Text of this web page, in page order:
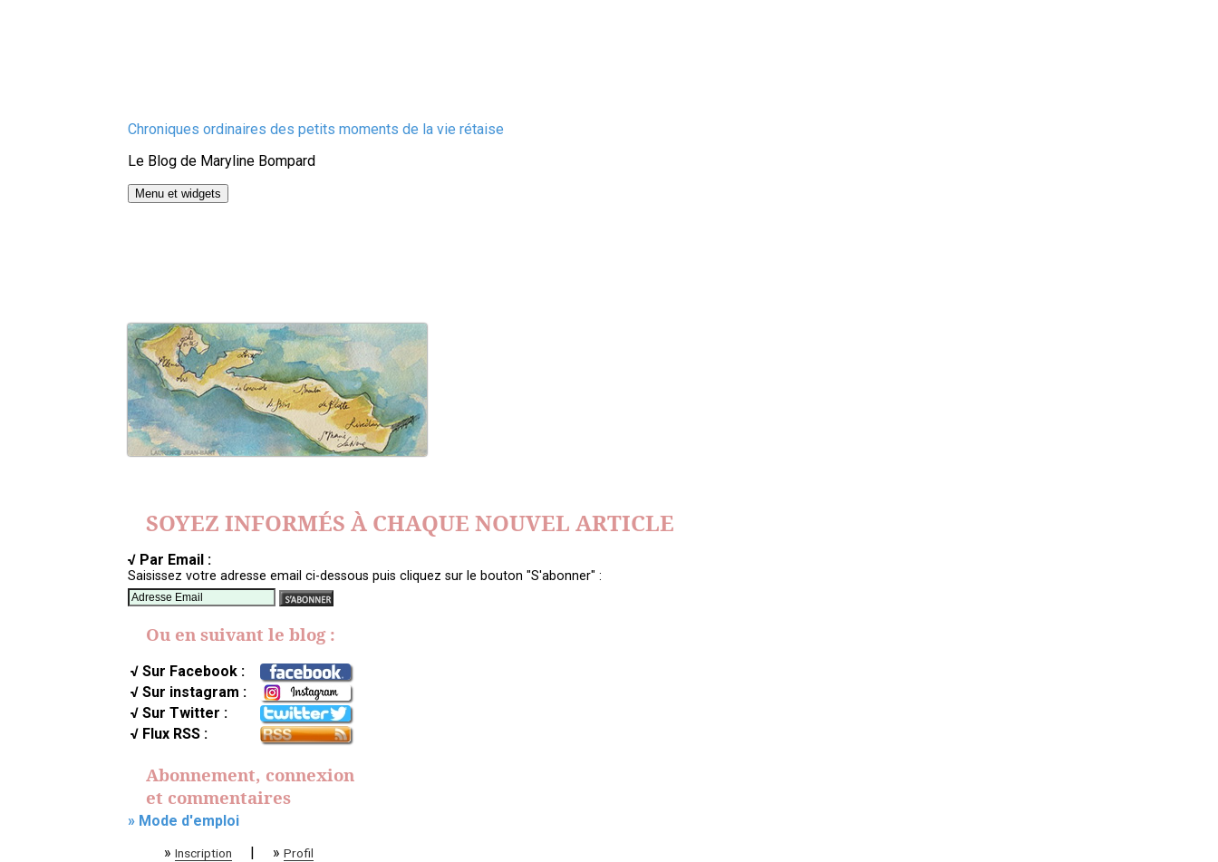
Chroniques ordinaires des petits moments de la vie rétaise
Le Blog de Maryline Bompard
Menu et widgets
SOYEZ INFORMÉS À CHAQUE NOUVEL ARTICLE
√ Par Email :
Saisissez votre adresse email ci-dessous puis cliquez sur le bouton "S'abonner" :
Ou en suivant le blog :
√ Sur Facebook :
√ Sur instagram :
√ Sur Twitter :
√ Flux RSS :
Abonnement, connexion
et commentaires
» Mode d'emploi
» Inscription » Profil